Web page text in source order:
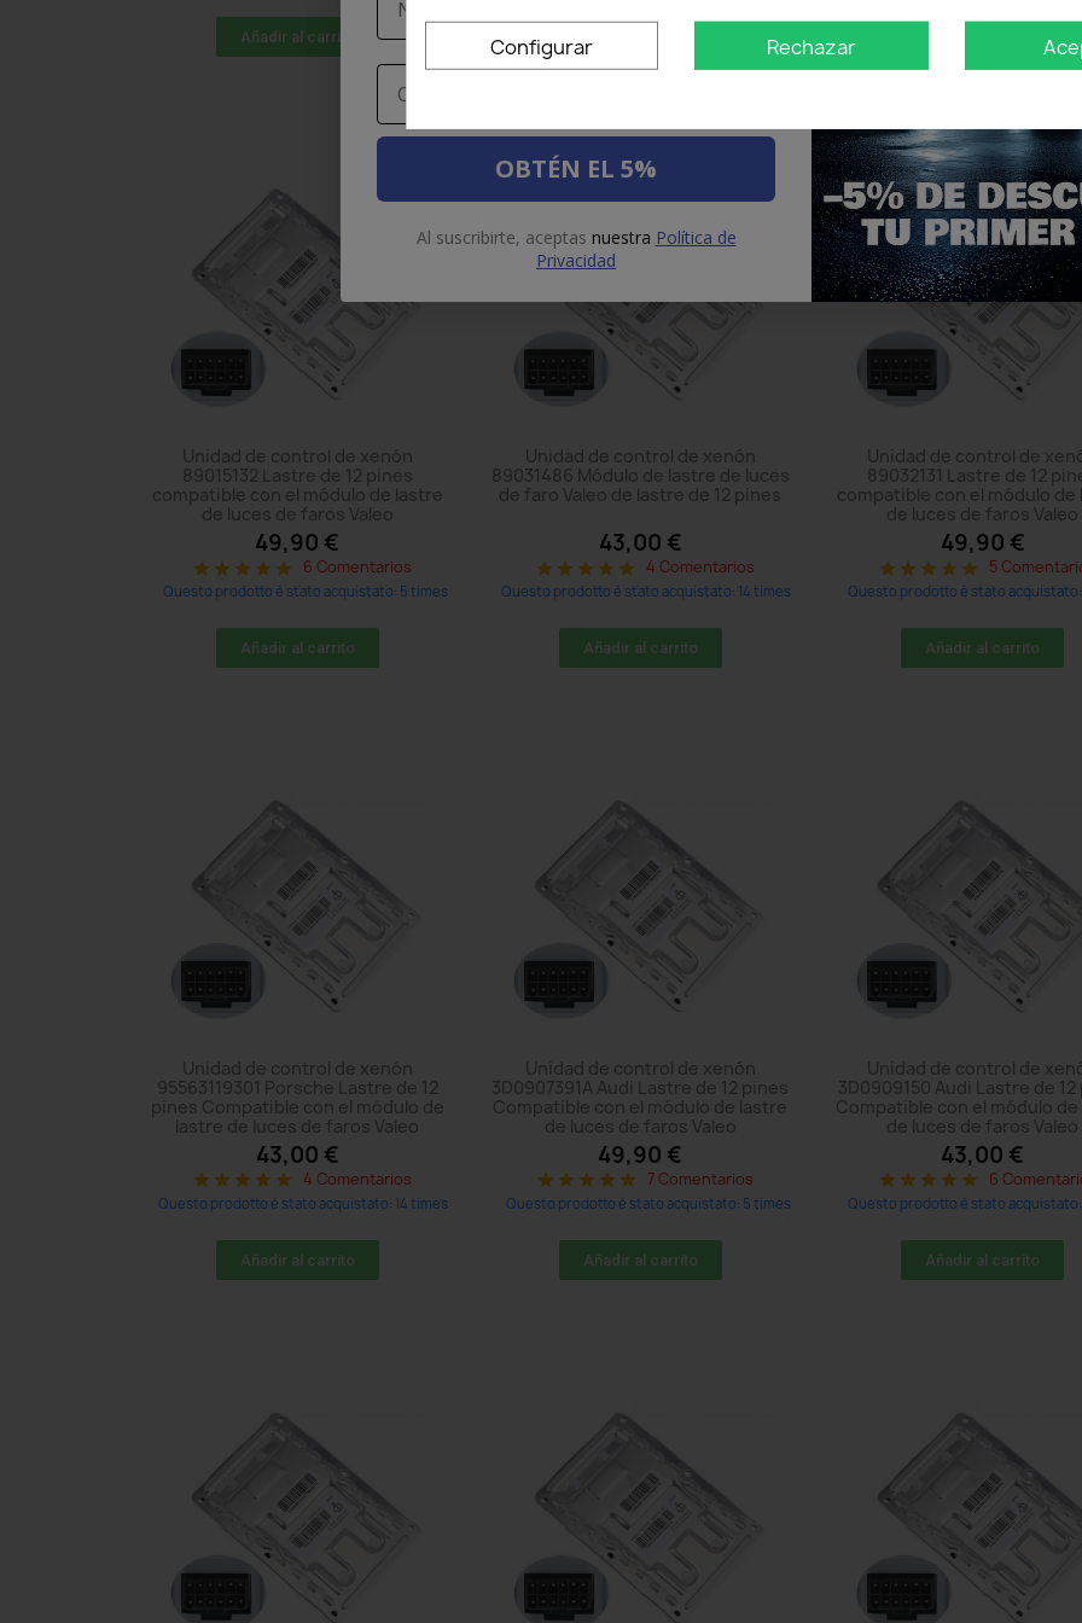
Añadir al carrito
Unidad de control de xenón
89015132 Lastre de 12 pines
compatible con el módulo de lastre
de luces de faros Valeo
49,90 €
star star star star star 6 Comentarios
Questo prodotto è stato acquistato: 5 times
Añadir al carrito
Unidad de control de xenón
89031486 Módulo de lastre de luces
de faro Valeo de lastre de 12 pines
43,00 €
star star star star star 4 Comentarios
Questo prodotto è stato acquistato: 14 times
Añadir al carrito
Unidad de control de
89032131 Lastre de 12
compatible con el módulo de
de luces de faros Valeo
49,90 €
star star star star star 5
Questo prodotto è stato
Añadir al carrito
Unidad de control de xenón
95563119301 Porsche Lastre de 12
pines Compatible con el módulo de
lastre de luces de faros Valeo
43,00 €
star star star star star 4 Comentarios
Questo prodotto è stato acquistato: 14 times
Añadir al carrito
Unidad de control de xenón
3D0907391A Audi Lastre de 12 pines
Compatible con el módulo de lastre
de luces de faros Valeo
49,90 €
star star star star star 7 Comentarios
Questo prodotto è stato acquistato: 5 times
Añadir al carrito
Unidad de control de
3D0909150 Audi Lastre de
Compatible con el módulo
de luces de faros Valeo
43,00 €
star star star star star 6
Questo prodotto è stato
Añadir al carrito
Configurar Rechazar
Email
OBTÉN EL 5%
Al suscribirte, aceptas nuestra Política de
Privacidad